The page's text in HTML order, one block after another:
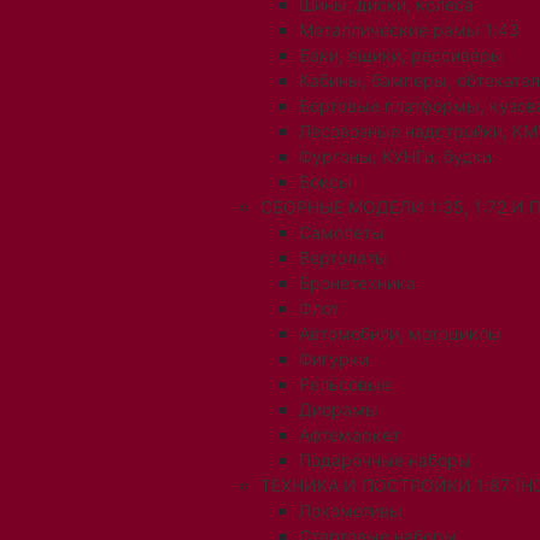
Шины, диски, колеса
Металлические рамы 1:43
Баки, ящики, рессиверы
Кабины, бамперы,
Бортовые платформы,
Лесовозные надстройки,
Фургоны, КУНГи, будки
Боксы
СБОРНЫЕ МОДЕЛИ 1:35, 1:72 И
Самолеты
Вертолеты
Бронетехника
Флот
Автомобили, мотоциклы
Фигурки
Рельсовые
Диорамы
Афтемаркет
Подарочные наборы
ТЕХНИКА И ПОСТРОЙКИ 1:87
Локомотивы
Стартовые наборы